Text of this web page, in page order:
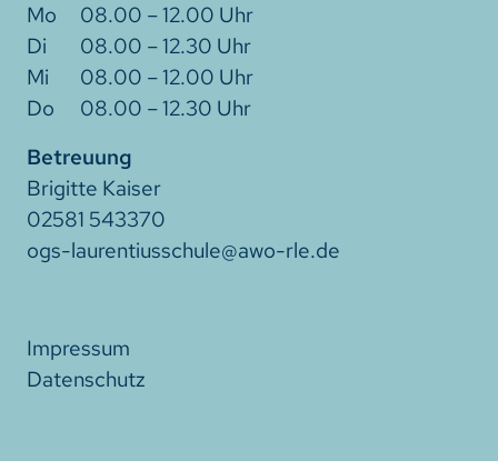
08.00 – 12.00 Uhr
08.00 – 12.30 Uhr
08.00 – 12.00 Uhr
08.00 – 12.30 Uhr
Betreuung
Brigitte Kaiser
02581 543370
ogs-laurentiusschule@awo-rle.de
Impressum
Datenschutz